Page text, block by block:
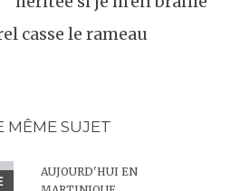
casse le rameau
MÊME SUJET
AUJOURD'HUI EN